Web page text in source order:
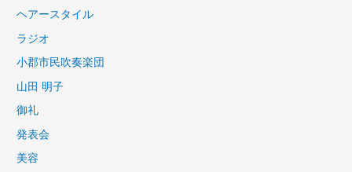
ヘアースタイル
ラジオ
小郡市民吹奏楽団
山田 明子
御礼
発表会
美容